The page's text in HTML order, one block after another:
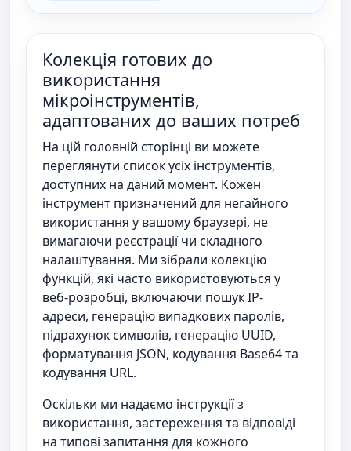
Колекція готових до
використання
мікроінструментів,
адаптованих до ваших потреб
На цій головній сторінці ви можете
переглянути список усіх інструментів,
доступних на даний момент. Кожен
інструмент призначений для негайного
використання у вашому браузері, не
вимагаючи реєстрації чи складного
налаштування. Ми зібрали колекцію
функцій, які часто використовуються у
веб-розробці, включаючи пошук IP-
адреси, генерацію випадкових паролів,
підрахунок символів, генерацію UUID,
форматування JSON, кодування Base64 та
кодування URL.
Оскільки ми надаємо інструкції з
використання, застереження та відповіді
на типові запитання для кожного